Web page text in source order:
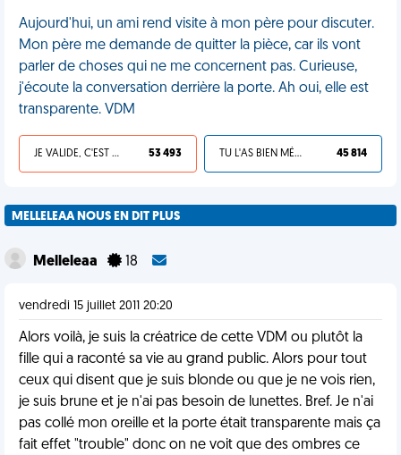
Aujourd'hui, un ami rend visite à mon père pour discuter.
Mon père me demande de quitter la pièce, car ils vont
parler de choses qui ne me concernent pas. Curieuse,
j'écoute la conversation derrière la porte. Ah oui, elle est
transparente. VDM
JE VALIDE, C'EST UNE VDM 53 493 TU L'AS BIEN MÉRITÉ 45 814
MELLELEAA NOUS EN DIT PLUS
Melleleaa 18
vendredi 15 juillet 2011 20:20
Alors voilà, je suis la créatrice de cette VDM ou plutôt la
fille qui a raconté sa vie au grand public. Alors pour tout
ceux qui disent que je suis blonde ou que je ne vois rien,
je suis brune et je n'ai pas besoin de lunettes. Bref. Je n'ai
pas collé mon oreille et la porte était transparente mais ça
fait effet "trouble" donc on ne voit que des ombres ce